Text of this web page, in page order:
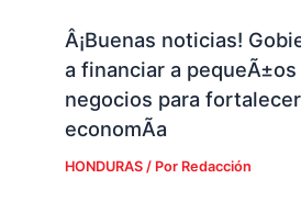
Â¡Buenas noticias!
a financiar a
negocios para
economÃ­a
HONDURAS/ Por Redacción